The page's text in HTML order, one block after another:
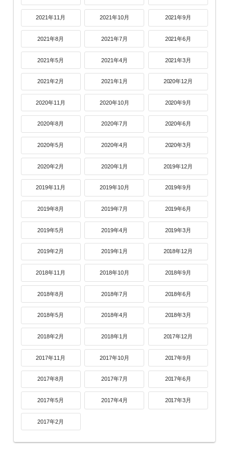
2021年11月 2021年10月 2021年9月
2021年8月 2021年7月 2021年6月
2021年5月 2021年4月 2021年3月
2021年2月 2021年1月 2020年12月
2020年11月 2020年10月 2020年9月
2020年8月 2020年7月 2020年6月
2020年5月 2020年4月 2020年3月
2020年2月 2020年1月 2019年12月
2019年11月 2019年10月 2019年9月
2019年8月 2019年7月 2019年6月
2019年5月 2019年4月 2019年3月
2019年2月 2019年1月 2018年12月
2018年11月 2018年10月 2018年9月
2018年8月 2018年7月 2018年6月
2018年5月 2018年4月 2018年3月
2018年2月 2018年1月 2017年12月
2017年11月 2017年10月 2017年9月
2017年8月 2017年7月 2017年6月
2017年5月 2017年4月 2017年3月
2017年2月